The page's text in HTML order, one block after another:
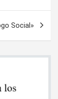
Social»